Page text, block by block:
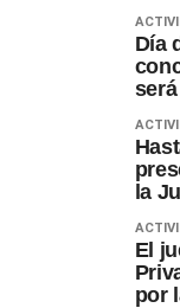
Día
la
El
por